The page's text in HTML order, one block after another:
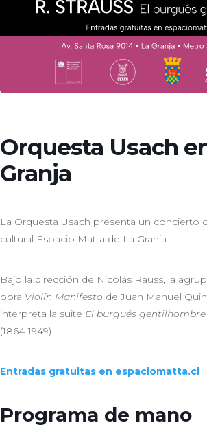
Orquesta Usach
Granja
La Orquesta Usach presenta un concierto
cultural Espacio Matta de La Granja.
Bajo la dirección de Nicolas Rauss, la
obra Violín Manifesto de Juan Manuel
interpreta la suite El burgués gentilhombre
(1864-1949).
Entradas gratuitas en espaciomatta.cl
Programa de mano